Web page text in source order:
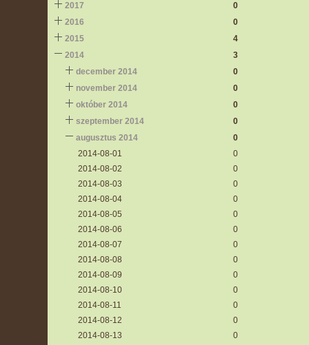
2017
0
2016
0
2015
4
2014
3
december 2014
0
november 2014
0
október 2014
0
szeptember 2014
0
augusztus 2014
0
2014-08-01
0
2014-08-02
0
2014-08-03
0
2014-08-04
0
2014-08-05
0
2014-08-06
0
2014-08-07
0
2014-08-08
0
2014-08-09
0
2014-08-10
0
2014-08-11
0
2014-08-12
0
2014-08-13
0